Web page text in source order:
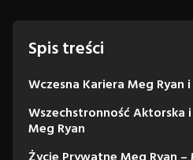
Spis treści
Wczesna Kariera Meg Ryan
Wszechstronność Aktorska
Meg Ryan